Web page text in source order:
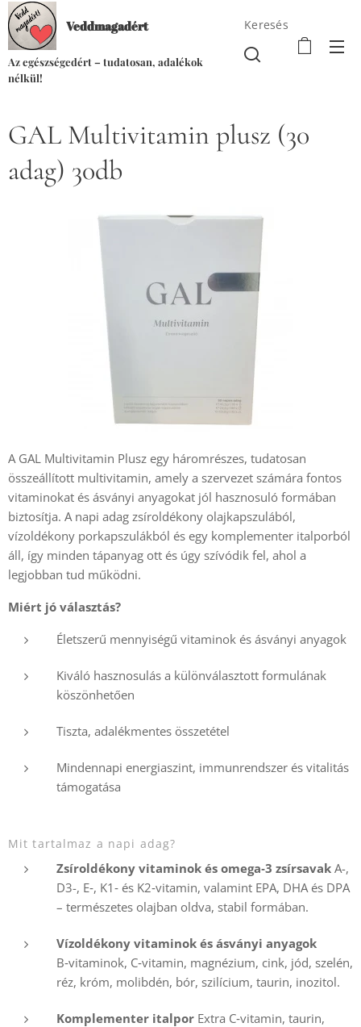
Veddmagadért
Az egészségedért – tudatosan, adalékok
nélkül!
Keresés
GAL Multivitamin plusz (30
adag) 30db
A GAL Multivitamin Plusz egy háromrészes, tudatosan
összeállított multivitamin, amely a szervezet számára fontos
vitaminokat és ásványi anyagokat jól hasznosuló formában
biztosítja. A napi adag zsíroldékony olajkapszulából,
vízoldékony porkapszulákból és egy komplementer italporból
áll, így minden tápanyag ott és úgy szívódik fel, ahol a
legjobban tud működni.
Miért jó választás?
Életszerű mennyiségű vitaminok és ásványi anyagok
Kiváló hasznosulás a különválasztott formulának
köszönhetően
Tiszta, adalékmentes összetétel
Mindennapi energiaszint, immunrendszer és vitalitás
támogatása
Mit tartalmaz a napi adag?
Zsíroldékony vitaminok és omega‑3 zsírsavak A-,
D3-, E‑, K1‑ és K2‑vitamin, valamint EPA, DHA és DPA
– természetes olajban oldva, stabil formában.
Vízoldékony vitaminok és ásványi anyagok
B‑vitaminok, C‑vitamin, magnézium, cink, jód, szelén,
réz, króm, molibdén, bór, szilícium, taurin, inozitol.
Komplementer italpor Extra C‑vitamin, taurin,